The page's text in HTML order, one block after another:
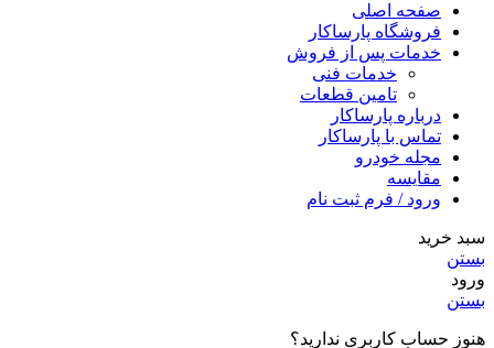
صفحه اصلی
فروشگاه پارساکار
خدمات پس از فروش
خدمات فنی
تامین قطعات
درباره پارساکار
تماس با پارساکار
مجله خودرو
مقایسه
ورود / فرم ثبت نام
سبد خرید
بستن
ورود
بستن
هنوز حساب کاربری ندارید؟